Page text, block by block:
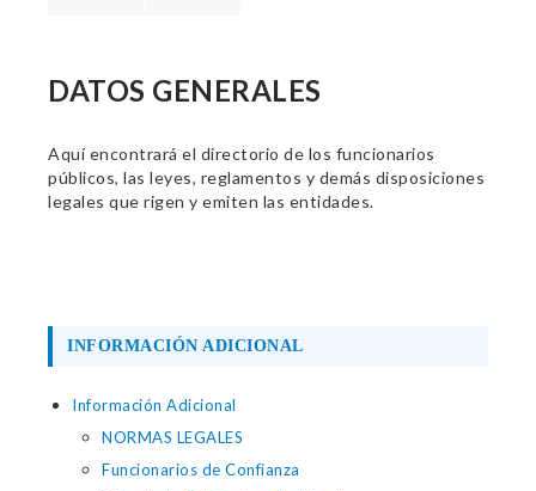
DATOS GENERALES
Aquí encontrará el directorio de los funcionarios
públicos, las leyes, reglamentos y demás disposiciones
legales que rigen y emiten las entidades.
INFORMACIÓN ADICIONAL
Información Adicional
NORMAS LEGALES
Funcionarios de Confianza